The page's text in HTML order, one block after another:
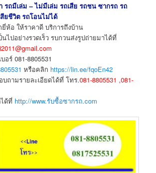
รถมีเล่ม – ไม่มีเล่ม รถเสีย รถชน ซากรถ รถ
ยชีวิต รถโอนไม่ได้
ห้อ ให้ราคาดี บริการถึงบ้าน
นไปอย่างรวดเร็ว รบกวนส่งรูปถ่ายมาได้ที่
อร์ 081-8805531
หรือคลิก https://lin.ee/fqoEn42
ถามรายละเอียดได้ที่ โทร.081-8805531 ,081-
ด้ที่ http://www.รับซื้อซากรถ.com